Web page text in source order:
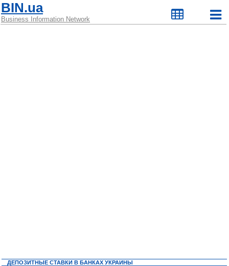
BIN.ua
Business Information Network
ДЕПОЗИТНЫЕ СТАВКИ В БАНКАХ УКРАИНЫ